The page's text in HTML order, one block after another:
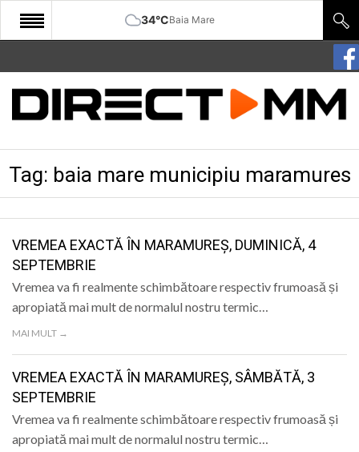
34°CBaia Mare
START
COMUNITATE
CULTURA
SANATATE
SPORT
SPECIAL
POLITIC
LIFE
Tag: baia mare municipiu maramures
VREMEA EXACTĂ ÎN MARAMUREȘ, DUMINICĂ, 4
SEPTEMBRIE
Vremea va fi realmente schimbătoare respectiv frumoasă și
apropiată mai mult de normalul nostru termic…
MAI MULT →
VREMEA EXACTĂ ÎN MARAMUREȘ, SÂMBĂTĂ, 3
SEPTEMBRIE
Vremea va fi realmente schimbătoare respectiv frumoasă și
apropiată mai mult de normalul nostru termic…